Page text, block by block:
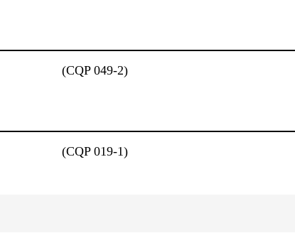
(CQP 049-2)
(CQP 019-1)